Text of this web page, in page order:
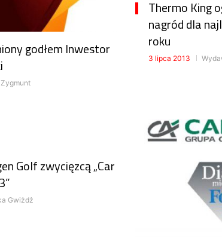
godłem Inwestor
Thermo King
nagród dla
roku
3 lipca 2013
Golf zwycięzcą „Car
Gwiżdż